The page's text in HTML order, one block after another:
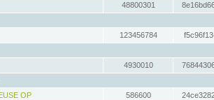
48800301
123456784
4930010
OP
586600